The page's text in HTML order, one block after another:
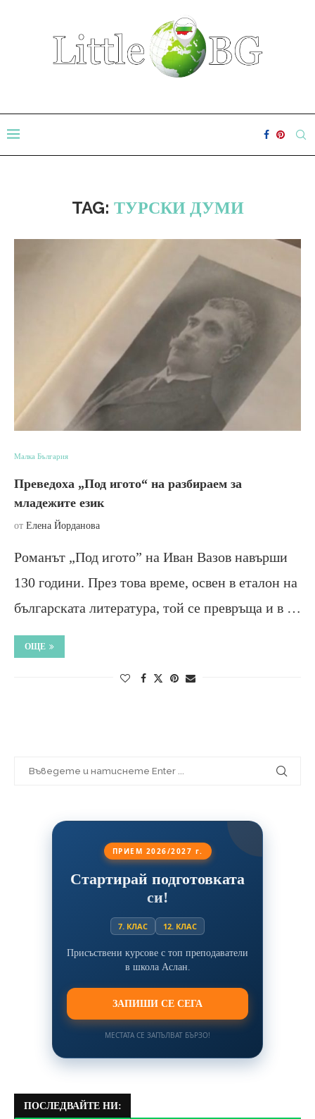
TAG: ТУРСКИ ДУМИ
Малка България
Преведоха „Под игото“ на разбираем за
младежите език
от Елена Йорданова
Романът „Под игото” на Иван Вазов навърши
130 години. През това време, освен в еталон на
българската литература, той се превръща и в …
ОЩЕ
ПРИЕМ 2026/2027 г.
Стартирай подготовката
си!
7. КЛАС 12. КЛАС
Присъствени курсове с топ преподаватели
в школа Аслан.
ЗАПИШИ СЕ СЕГА
МЕСТАТА СЕ ЗАПЪЛВАТ БЪРЗО!
ПОСЛЕДВАЙТЕ НИ: